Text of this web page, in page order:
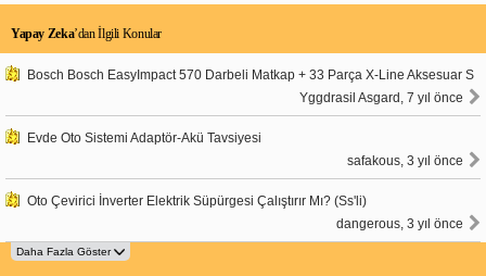
Yapay Zeka’dan İlgili Konular
Bosch Bosch EasyImpact 570 Darbeli Matkap + 33 Parça X-Line Aksesuar S
Yggdrasil Asgard, 7 yıl önce
Evde Oto Sistemi Adaptör-Akü Tavsiyesi
safakous, 3 yıl önce
Oto Çevirici İnverter Elektrik Süpürgesi Çalıştırır Mı? (Ss'li)
dangerous, 3 yıl önce